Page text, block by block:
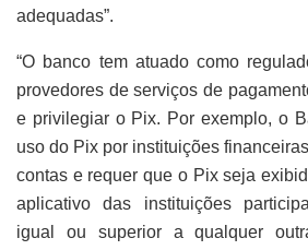
adequadas”.
“O banco tem atuado como
provedores de serviços de
e privilegiar o Pix. Por exemplo, o
uso do Pix por instituições
contas e requer que o Pix seja
aplicativo das instituições
igual ou superior a qualquer